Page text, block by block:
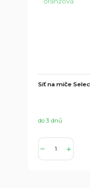
Síť na míče
do 3 dnů